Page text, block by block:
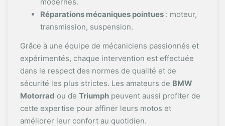
Réparations mécaniques pointues : moteur,
transmission, suspension.
Grâce à une équipe de mécaniciens passionnés et
expérimentés, chaque intervention est effectuée
dans le respect des normes de qualité et de
sécurité les plus strictes. Les amateurs de BMW
Motorrad ou de Triumph peuvent aussi profiter de
cette expertise pour affiner leurs motos et
améliorer leur confort au quotidien.